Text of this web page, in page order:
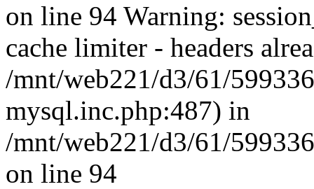
on line 94 Warning:
cache limiter - headers
/mnt/web221/d3/61/
mysql.inc.php:487) in
/mnt/web221/d3/61/
on line 94